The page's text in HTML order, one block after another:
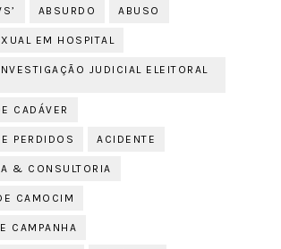
ABSURDO ABUSO
EM HOSPITAL
JUDICIAL ELEITORAL
CADÁVER
PERDIDOS ACIDENTE
& CONSULTORIA
CAMOCIM
CAMPANHA